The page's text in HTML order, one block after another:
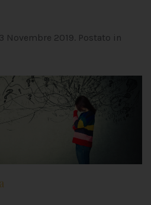
3 Novembre 2019. Postato in